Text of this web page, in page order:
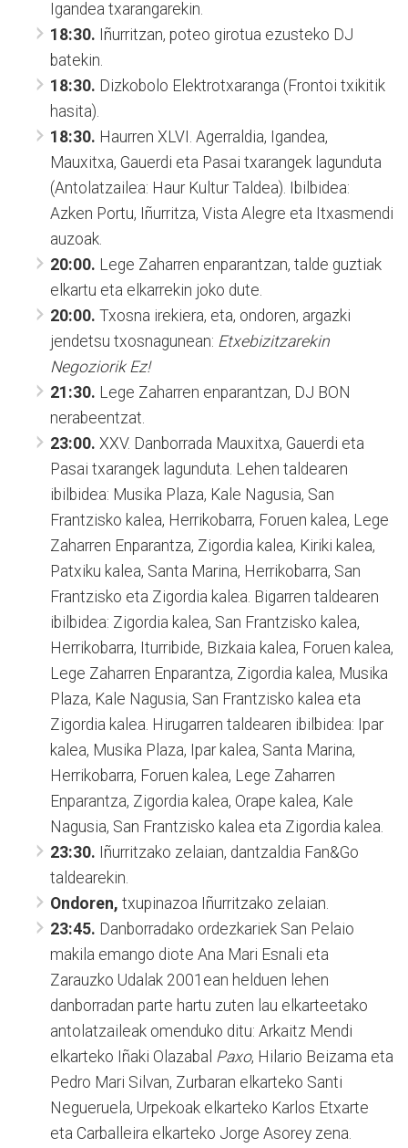
Igandea txarangarekin.
18:30. Iñurritzan, poteo girotua ezusteko DJ
batekin.
18:30. Dizkobolo Elektrotxaranga (Frontoi txikitik
hasita).
18:30. Haurren XLVI. Agerraldia, Igandea,
Mauxitxa, Gauerdi eta Pasai txarangek lagunduta
(Antolatzailea: Haur Kultur Taldea). Ibilbidea:
Azken Portu, Iñurritza, Vista Alegre eta Itxasmendi
auzoak.
20:00. Lege Zaharren enparantzan, talde guztiak
elkartu eta elkarrekin joko dute.
20:00. Txosna irekiera, eta, ondoren, argazki
jendetsu txosnagunean: Etxebizitzarekin
Negoziorik Ez!
21:30. Lege Zaharren enparantzan, DJ BON
nerabeentzat.
23:00. XXV. Danborrada Mauxitxa, Gauerdi eta
Pasai txarangek lagunduta. Lehen taldearen
ibilbidea: Musika Plaza, Kale Nagusia, San
Frantzisko kalea, Herrikobarra, Foruen kalea, Lege
Zaharren Enparantza, Zigordia kalea, Kiriki kalea,
Patxiku kalea, Santa Marina, Herrikobarra, San
Frantzisko eta Zigordia kalea. Bigarren taldearen
ibilbidea: Zigordia kalea, San Frantzisko kalea,
Herrikobarra, Iturribide, Bizkaia kalea, Foruen kalea,
Lege Zaharren Enparantza, Zigordia kalea, Musika
Plaza, Kale Nagusia, San Frantzisko kalea eta
Zigordia kalea. Hirugarren taldearen ibilbidea: Ipar
kalea, Musika Plaza, Ipar kalea, Santa Marina,
Herrikobarra, Foruen kalea, Lege Zaharren
Enparantza, Zigordia kalea, Orape kalea, Kale
Nagusia, San Frantzisko kalea eta Zigordia kalea.
23:30. Iñurritzako zelaian, dantzaldia Fan&Go
taldearekin.
Ondoren, txupinazoa Iñurritzako zelaian.
23:45. Danborradako ordezkariek San Pelaio
makila emango diote Ana Mari Esnali eta
Zarauzko Udalak 2001ean helduen lehen
danborradan parte hartu zuten lau elkarteetako
antolatzaileak omenduko ditu: Arkaitz Mendi
elkarteko Iñaki Olazabal Paxo, Hilario Beizama eta
Pedro Mari Silvan, Zurbaran elkarteko Santi
Negueruela, Urpekoak elkarteko Karlos Etxarte
eta Carballeira elkarteko Jorge Asorey zena.